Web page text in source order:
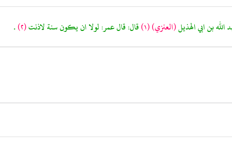
(العنزي)(١) قال: قال عمر: لولا ان يكون سنة لاذنت(٢) .